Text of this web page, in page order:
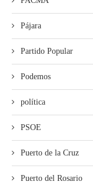
Pájara
Partido Popular
Podemos
política
PSOE
Puerto de la Cruz
Puerto del Rosario